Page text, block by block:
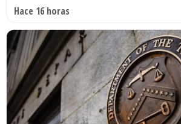
Hace 16 horas